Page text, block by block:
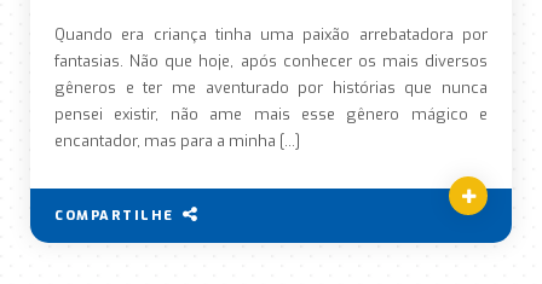
Quando era criança tinha uma paixão arrebatadora por
fantasias. Não que hoje, após conhecer os mais diversos
gêneros e ter me aventurado por histórias que nunca
pensei existir, não ame mais esse gênero mágico e
encantador, mas para a minha […]
COMPARTILHE